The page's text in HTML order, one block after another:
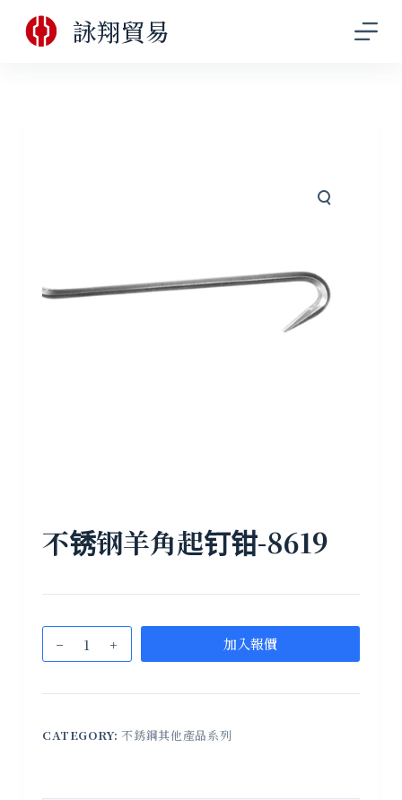
跳
至
詠翔貿易
不锈钢羊角起钉钳-8619
加入報價
CATEGORY:不銹鋼其他產品系列